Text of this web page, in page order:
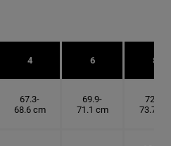
4 6 8
67.3-
68.6 cm
69.9-
71.1 cm
72.4-
73.7 cm